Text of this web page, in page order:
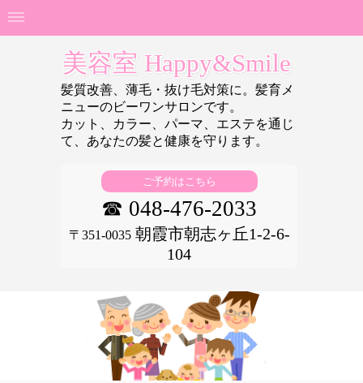
美容室 Happy&Smile
髪質改善、薄毛・抜け毛対策に。髪育メ
ニューのビーワンサロンです。
カット、カラー、パーマ、エステを通じ
て、あなたの髪と健康を守ります。
ご予約はこちら
☎ 048-476-2033
〒351-0035朝霞市朝志ヶ丘1-2-6-
104